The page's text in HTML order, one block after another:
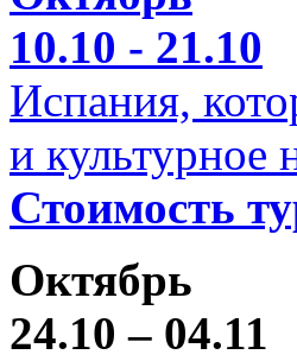
10.10 - 21.10
Испания,
и культурное
Стоимость
Октябрь
24.10 – 04.11